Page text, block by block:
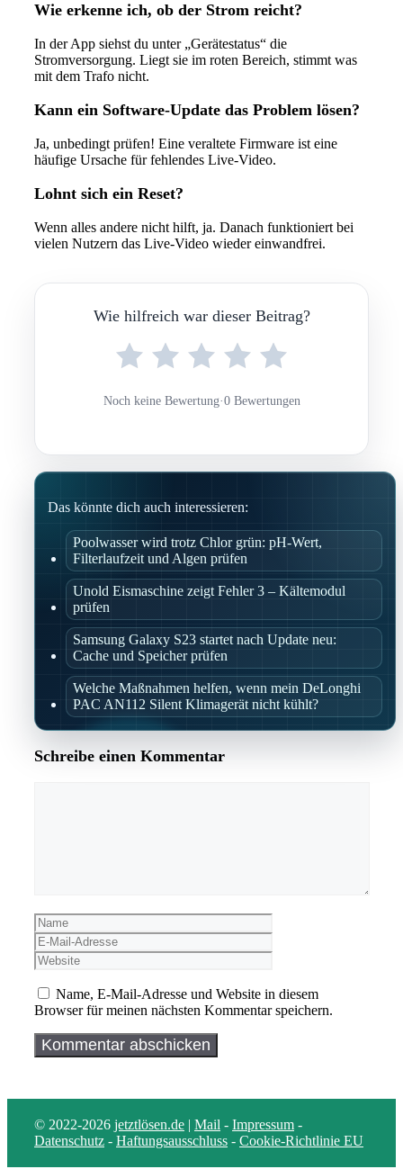
Wie erkenne ich, ob der Strom reicht?
In der App siehst du unter „Gerätestatus“ die
Stromversorgung. Liegt sie im roten Bereich, stimmt was
mit dem Trafo nicht.
Kann ein Software-Update das Problem lösen?
Ja, unbedingt prüfen! Eine veraltete Firmware ist eine
häufige Ursache für fehlendes Live-Video.
Lohnt sich ein Reset?
Wenn alles andere nicht hilft, ja. Danach funktioniert bei
vielen Nutzern das Live-Video wieder einwandfrei.
Wie hilfreich war dieser Beitrag?
Noch keine Bewertung·0 Bewertungen
Das könnte dich auch interessieren:
Poolwasser wird trotz Chlor grün: pH-Wert,
Filterlaufzeit und Algen prüfen
Unold Eismaschine zeigt Fehler 3 – Kältemodul
prüfen
Samsung Galaxy S23 startet nach Update neu:
Cache und Speicher prüfen
Welche Maßnahmen helfen, wenn mein DeLonghi
PAC AN112 Silent Klimagerät nicht kühlt?
Schreibe einen Kommentar
Name
Mail-
Adresse
Name, E-Mail-Adresse und Website in diesem
Browser für meinen nächsten Kommentar speichern.
© 2022-2026 jetztlösen.de | Mail - Impressum -
Datenschutz - Haftungsausschluss - Cookie-Richtlinie EU